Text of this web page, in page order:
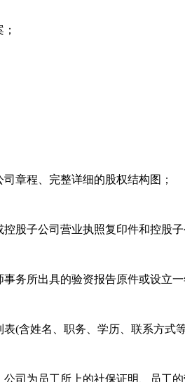
章程、完整详细的股权结构图；
股子公司营业执照复印件和控股子
务所出具的验资报告原件或设立
(含姓名、职务、学历、联系方式
司为员工所上的社保证明、员工的